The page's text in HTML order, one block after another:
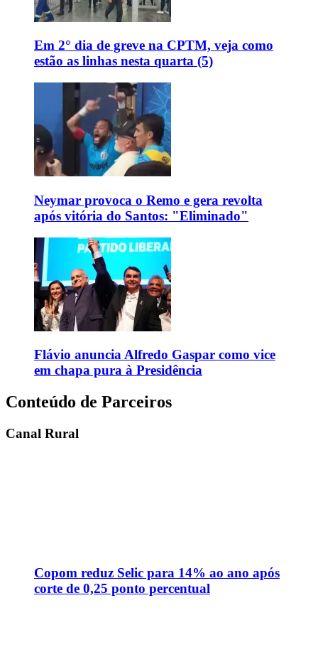
Em 2° dia de greve na CPTM, veja como
estão as linhas nesta quarta (5)
Neymar provoca o Remo e gera revolta
após vitória do Santos: "Eliminado"
Flávio anuncia Alfredo Gaspar como vice
em chapa pura à Presidência
Conteúdo de Parceiros
Canal Rural
da moagem de trigo, diz Abitrigo